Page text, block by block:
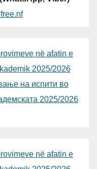
në afatin e
2025/2026
на испити во
2025/2026
në afatin e